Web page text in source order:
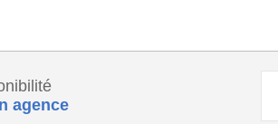
agence